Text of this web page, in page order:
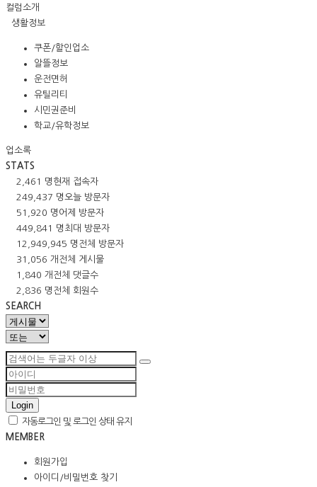
컬럼소개
생활정보
쿠폰/할인업소
알뜰정보
운전면허
유틸리티
시민권준비
학교/유학정보
업소록
STATS
2,461 명 현재 접속자
249,437 명오늘 방문자
51,920 명 어제 방문자
449,841 명 최대 방문자
12,949,945 명 전체 방문자
31,056 개 전체 게시물
1,840 개 전체 댓글수
2,836 명 전체 회원수
SEARCH
Login
자동로그인 및 로그인 상태 유지
MEMBER
회원가입
아이디/비밀번호 찾기